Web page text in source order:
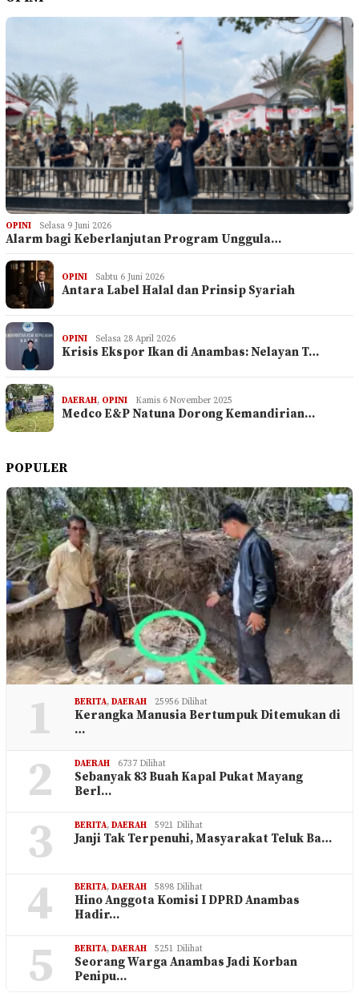
OPINI Selasa 9 Juni 2026
Alarm bagi Keberlanjutan Program Unggula…
OPINI Sabtu 6 Juni 2026
Antara Label Halal dan Prinsip Syariah
OPINI Selasa 28 April 2026
Krisis Ekspor Ikan di Anambas: Nelayan T…
DAERAH, OPINI Kamis 6 November 2025
Medco E&P Natuna Dorong Kemandirian…
POPULER
1 BERITA, DAERAH 25956 Dilihat
Kerangka Manusia Bertumpuk Ditemukan di
…
2 DAERAH 6737 Dilihat
Sebanyak 83 Buah Kapal Pukat Mayang
Berl…
3 BERITA, DAERAH 5921 Dilihat
Janji Tak Terpenuhi, Masyarakat Teluk Ba…
4 BERITA, DAERAH 5898 Dilihat
Hino Anggota Komisi I DPRD Anambas
Hadir…
5 BERITA, DAERAH 5251 Dilihat
Seorang Warga Anambas Jadi Korban
Penipu…